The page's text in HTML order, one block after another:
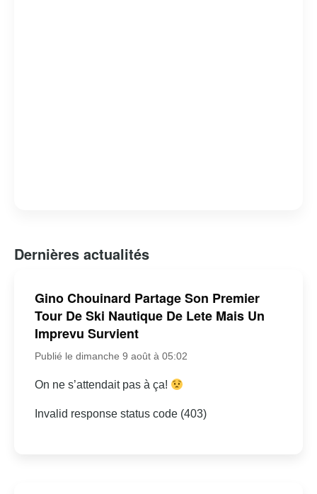
Dernières actualités
Gino Chouinard Partage Son Premier
Tour De Ski Nautique De Lete Mais Un
Imprevu Survient
Publié le dimanche 9 août à 05:02
On ne s’attendait pas à ça!
Invalid response status code (403)